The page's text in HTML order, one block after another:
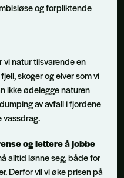
og forpliktende
natur tilsvarende en
skoger og elver som vi
ikke ødelegge naturen
av avfall i fjordene
vassdrag.
og lettere å jobbe
alltid lønne seg, både for
Derfor vil vi øke prisen på